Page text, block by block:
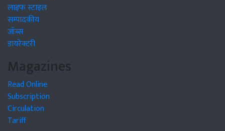
लाइफ स्टाइल
सम्पादकीय
जॉब्स
डायरेक्टरी
Magazines
Read Online
Subscription
Circulation
Tariff